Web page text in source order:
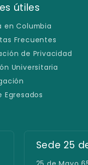
útiles
en Columbia
Frecuentes
de Privacidad
Universitaria
Egresados
Sede 25